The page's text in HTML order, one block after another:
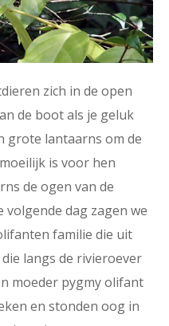
zich in de open
de boot als je geluk
grote lantaarns om de
is voor hen
de ogen van de
volgende dag zagen we
familie die uit
langs de rivieroever
moeder pygmy olifant
en stonden oog in